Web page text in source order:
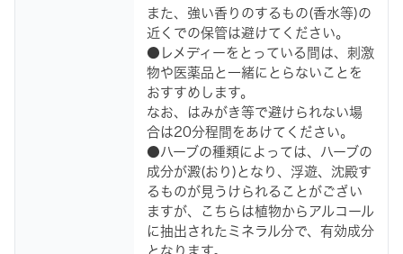
また、強い香りのするもの(香水等)の
近くでの保管は避けてください。
●レメディーをとっている間は、刺激
物や医薬品と一緒にとらないことを
おすすめします。
なお、はみがき等で避けられない場
合は20分程間をあけてください。
●ハーブの種類によっては、ハーブの
成分が澱(おり)となり、浮遊、沈殿す
るものが見うけられることがござい
ますが、こちらは植物からアルコール
に抽出されたミネラル分で、有効成分
となります。